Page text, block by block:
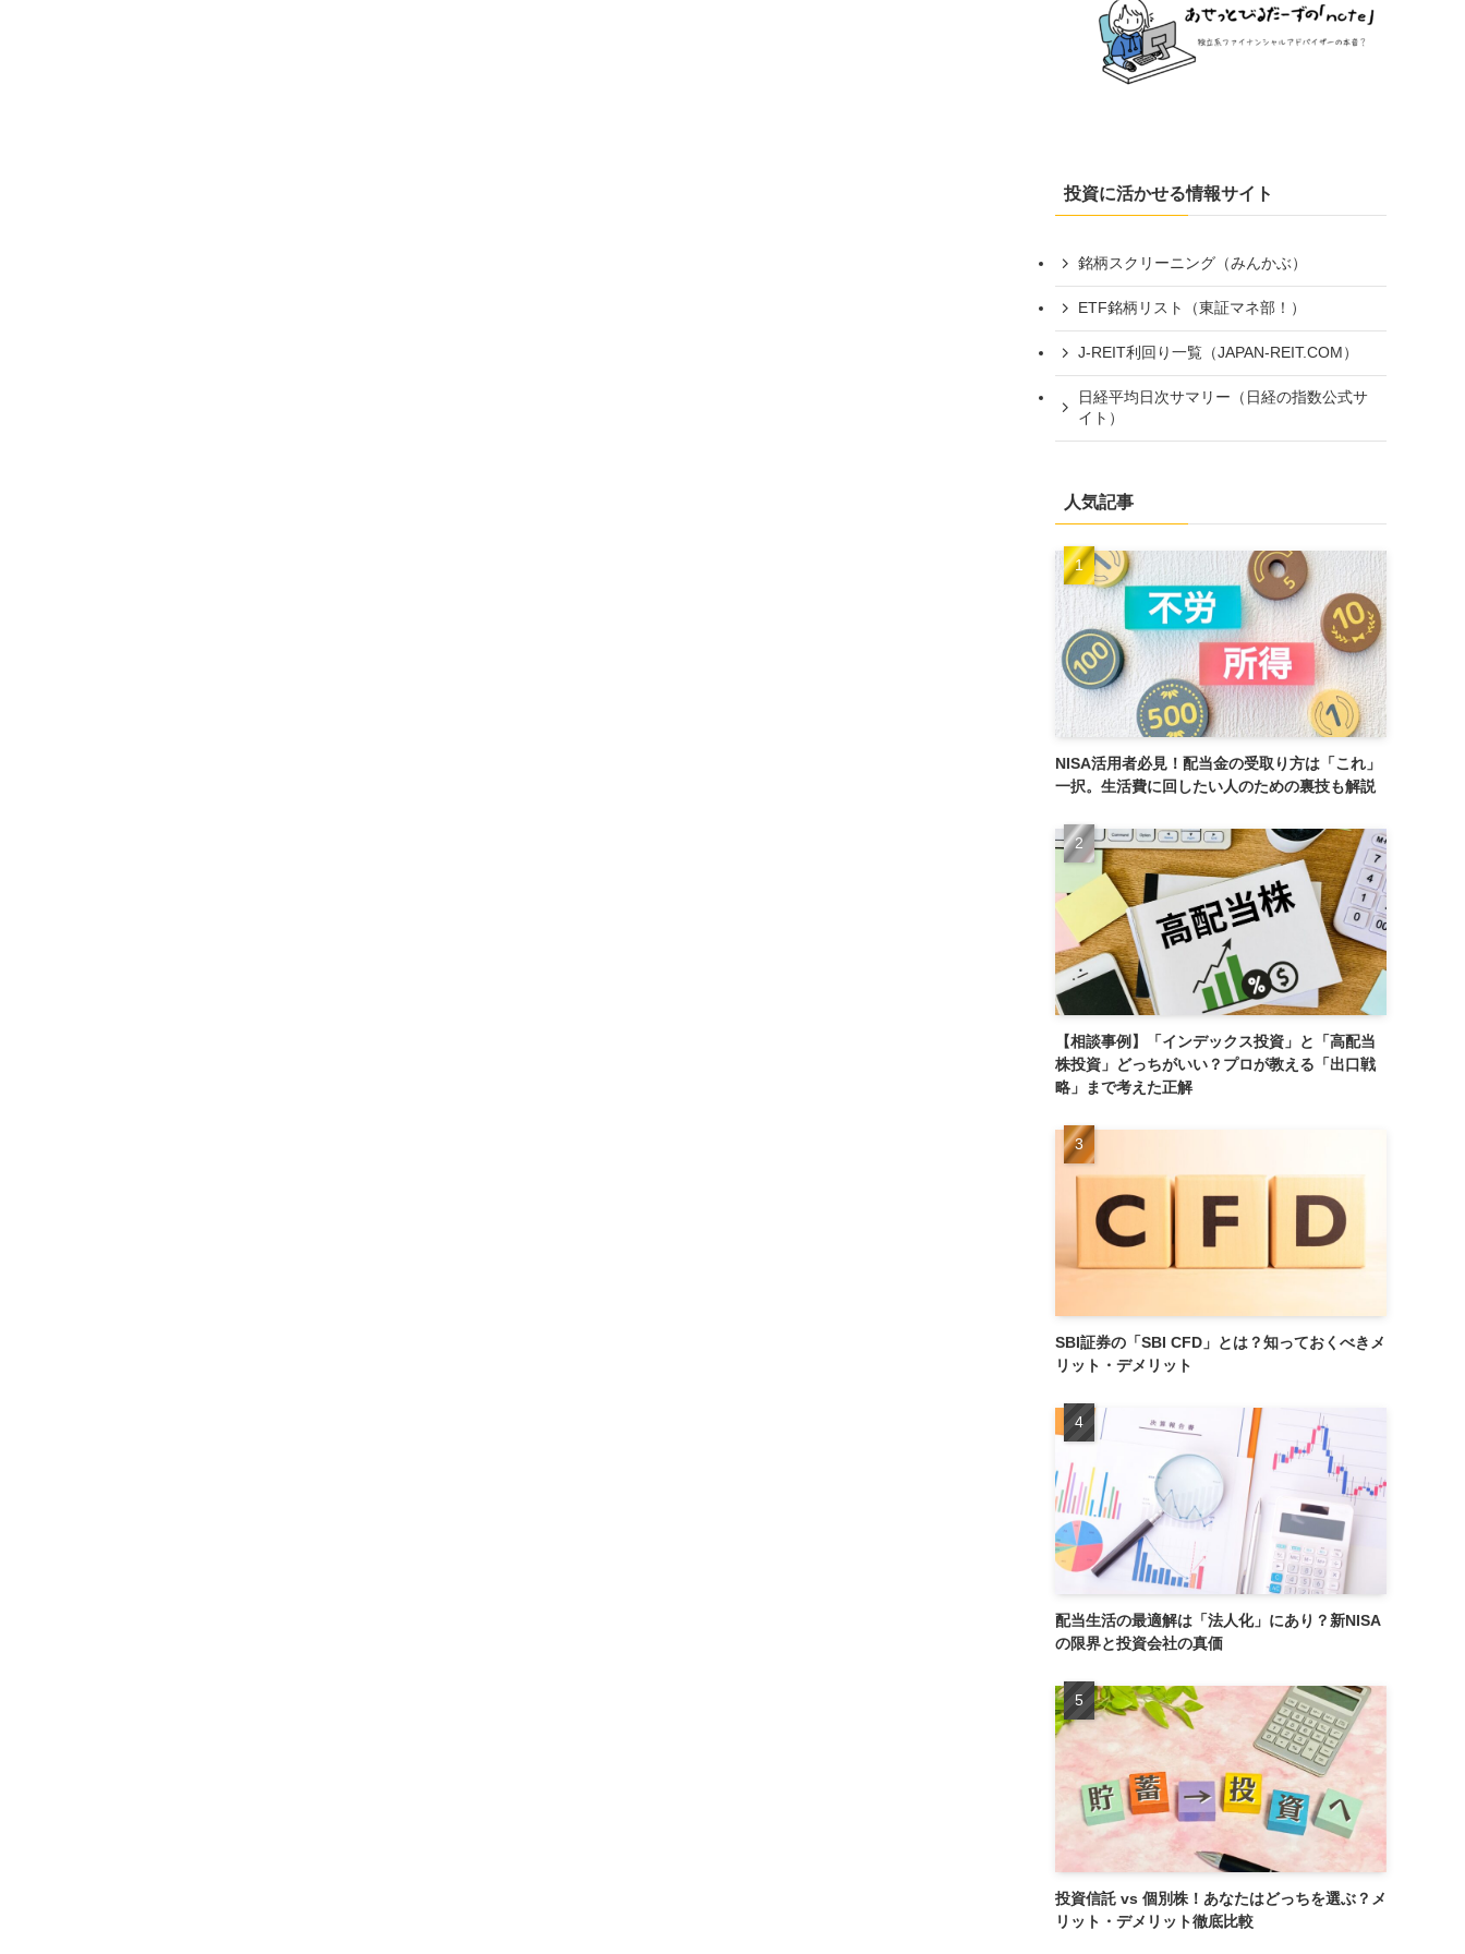
投資に活かせる情報サイト
銘柄スクリーニング（みんかぶ）
ETF銘柄リスト（東証マネ部！）
J-REIT利回り一覧（JAPAN-REIT.COM）
日経平均日次サマリー（日経の指数公式サ
イト）
人気記事
NISA活用者必見！配当金の受取り方は「これ」
一択。生活費に回したい人のための裏技も解説
【相談事例】「インデックス投資」と「高配当
株投資」どっちがいい？プロが教える「出口戦
略」まで考えた正解
SBI証券の「SBI CFD」とは？知っておくべきメ
リット・デメリット
配当生活の最適解は「法人化」にあり？新NISA
の限界と投資会社の真価
投資信託 vs 個別株！あなたはどっちを選ぶ？メ
リット・デメリット徹底比較